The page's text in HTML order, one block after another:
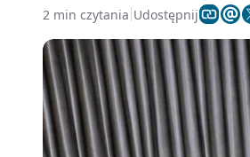
2 min czytania Udostępnij